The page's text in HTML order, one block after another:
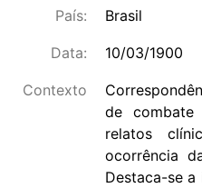
País: Brasil
Data: 10/03/1900
Contexto
de combate
relatos
ocorrência
Destaca-se